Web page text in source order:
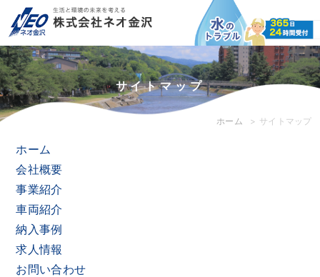
サイトマップ
ホーム サイトマップ
ホーム
会社概要
事業紹介
車両紹介
納入事例
求人情報
お問い合わせ